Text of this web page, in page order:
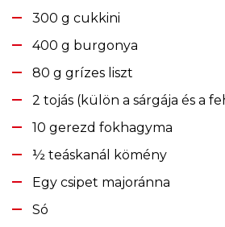
300 g cukkini
400 g burgonya
80 g grízes liszt
2 tojás (külön a sárgája és a
10 gerezd fokhagyma
½ teáskanál kömény
Egy csipet majoránna
Só